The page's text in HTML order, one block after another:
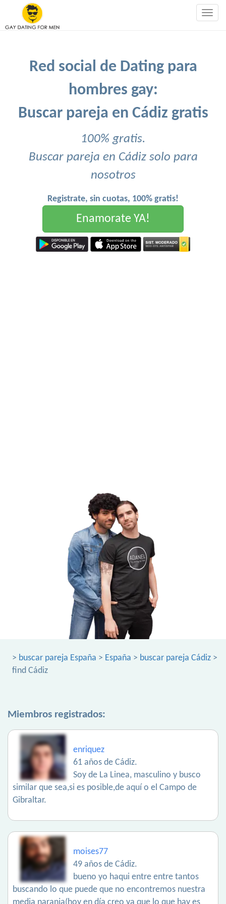
Red social de Dating para
hombres gay:
Buscar pareja en Cádiz gratis
100% gratis.
Buscar pareja en Cádiz solo para
nosotros
Registrate, sin cuotas, 100% gratis!
Enamorate YA!
> buscar pareja España > España > buscar pareja Cádiz >
find Cádiz
Miembros registrados:
enriquez
61 años de Cádiz.
Soy de La Linea, masculino y busco
similar que sea,si es posible,de aquí o el Campo de
Gibraltar.
moises77
49 años de Cádiz.
bueno yo haqui entre entre tantos
buscando lo que puede que no encontremos nuestra